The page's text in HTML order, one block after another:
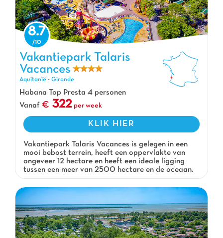
Vakantiepark Talaris Vacances, Vakantiepark Aquitanië
8.7
Vakantiepark Talaris
Vacances
Aquitanië - Gironde
Habana Top Presta 4 personen
Vanaf
322 per week
KLIK HIER
Vakantiepark Talaris Vacances is gelegen in een
mooi bebost terrein, heeft een oppervlakte van
ongeveer 12 hectare en heeft een ideale ligging
tussen een meer van 2500 hectare en de oceaan.